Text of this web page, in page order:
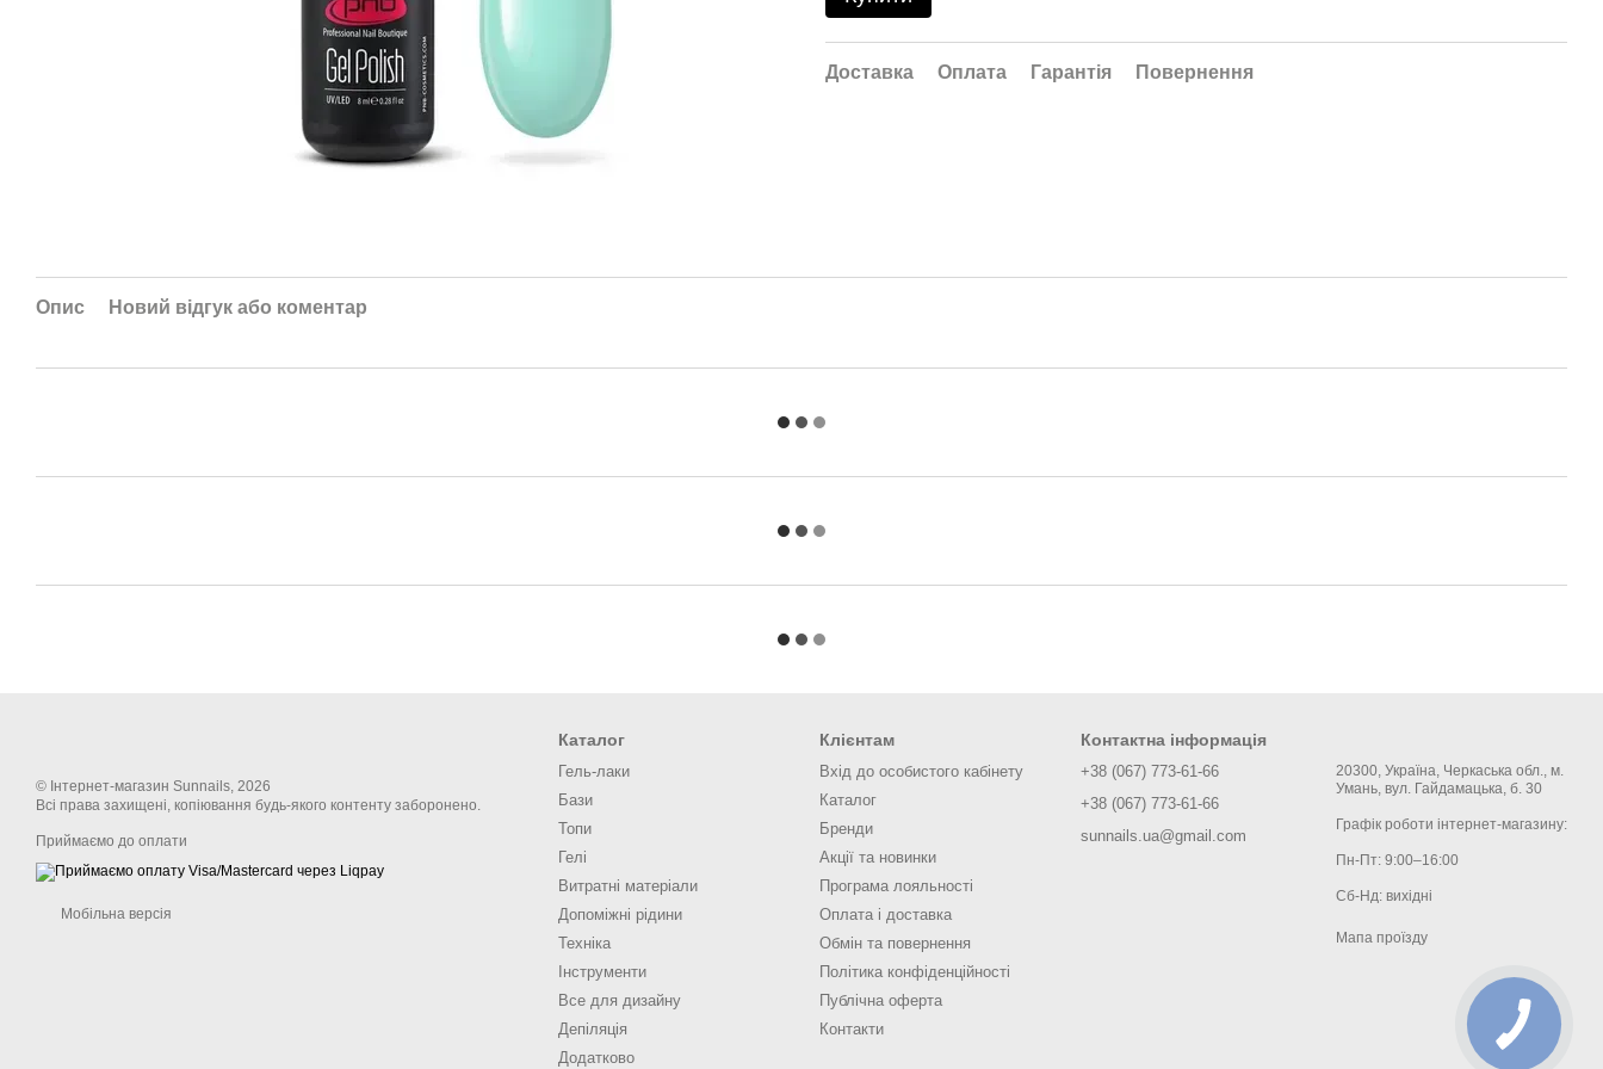
Доставка Оплата Гарантія Повернення
Опис Новий відгук або коментар
© Інтернет-магазин Sunnails, 2026
Всі права захищені, копіювання будь-якого контенту заборонено.
Приймаємо до оплати
Мобільна версія
Каталог
Гель-лаки
Бази
Топи
Гелі
Витратні матеріали
Допоміжні рідини
Техніка
Інструменти
Все для дизайну
Депіляція
Додатково
Клієнтам
Вхід до особистого кабінету
Каталог
Бренди
Акції та новинки
Програма лояльності
Оплата і доставка
Обмін та повернення
Політика конфіденційності
Публічна оферта
Контакти
Контактна інформація
+38 (067) 773-61-66
+38 (067) 773-61-66
sunnails.ua@gmail.com
20300, Україна, Черкаська обл., м.
Умань, вул. Гайдамацька, б. 30
Графік роботи інтернет-магазину:
Пн-Пт: 9:00–16:00
Сб-Нд: вихідні
Мапа проїзду